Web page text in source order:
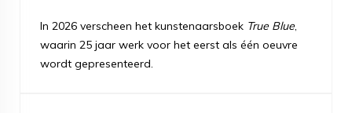
In 2026 verscheen het kunstenaarsboek True Blue
waarin 25 jaar werk voor het eerst als één oeuvre
wordt gepresenteerd.